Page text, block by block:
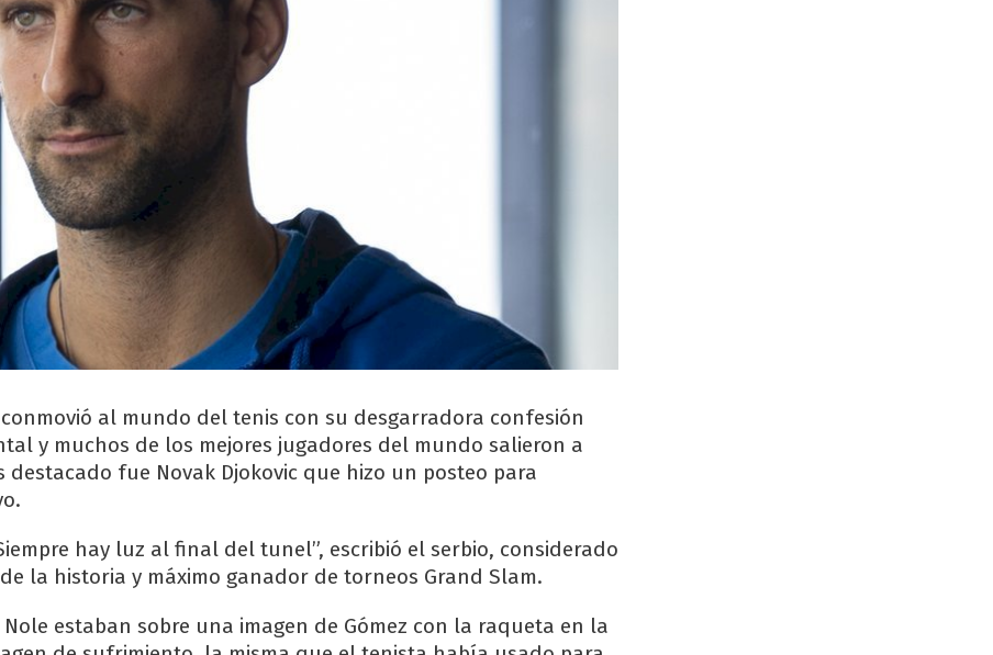
conmovió al mundo del tenis con su desgarradora confesión
y muchos de los mejores jugadores del mundo salieron a
destacado fue Novak Djokovic que hizo un posteo para
hay luz al final del tunel”, escribió el serbio, considerado
la historia y máximo ganador de torneos Grand Slam.
estaban sobre una imagen de Gómez con la raqueta en la